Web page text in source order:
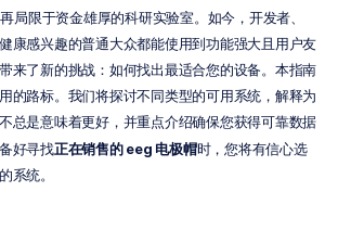
局限于资金雄厚的科研实验室。如今，开发者、
康感兴趣的普通大众都能使用到功能强大且用户友
来了新的挑战：如何找出最适合您的设备。本指南
的路标。我们将探讨不同类型的可用系统，解释为
总是意味着更好，并重点介绍确保您获得可靠数据
好寻找正在销售的 eeg 电极帽时，您将有信心选
系统。